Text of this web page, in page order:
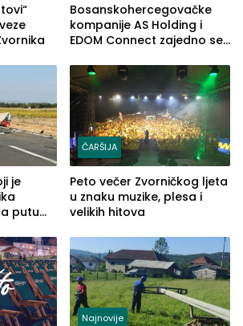
Bosanskohercegovačke
kompanije AS Holding i
EDOM Connect zajedno se
je
putu
ČARŠIJA
Peto večer Zvorničkog ljeta
u znaku muzike, plesa i
velikih hitova
Najnovije